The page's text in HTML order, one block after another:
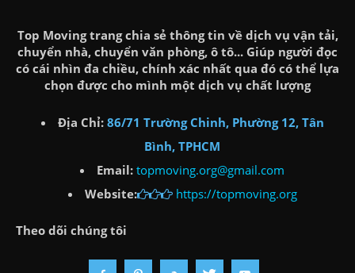
Top Moving trang chia sẻ thông tin về dịch vụ vận tải,
chuyển nhà, chuyển văn phòng, ô tô... Giúp người đọc
có cái nhìn đa chiều, chính xác nhất qua đó có thể lựa
chọn được cho mình một dịch vụ chất lượng
Địa Chỉ: 86/71 Trường Chinh, Phường 12, Tân
Bình, TPHCM
Email: topmoving.org@gmail.com
Website:
https://topmoving.org
Theo dõi chúng tôi